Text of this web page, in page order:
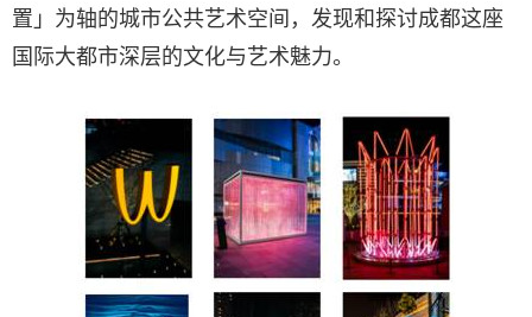
置」为轴的城市公共艺术空间，发现和探讨成都这座
国际大都市深层的文化与艺术魅力。